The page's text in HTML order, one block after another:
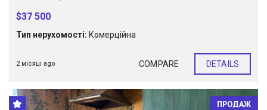
$37 500
Тип нерухомості: Комерційна
2 місяці ago COMPARE DETAILS
ПРОДАЖ